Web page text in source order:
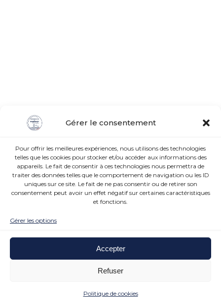
Gérer le consentement
Pour offrir les meilleures expériences, nous utilisons des technologies
telles que les cookies pour stocker et/ou accéder aux informations des
appareils. Le fait de consentir à ces technologies nous permettra de
traiter des données telles que le comportement de navigation ou les ID
uniques sur ce site. Le fait de ne pas consentir ou de retirer son
consentement peut avoir un effet négatif sur certaines caractéristiques
et fonctions.
Gérer les options
Accepter
Refuser
Politique de cookies